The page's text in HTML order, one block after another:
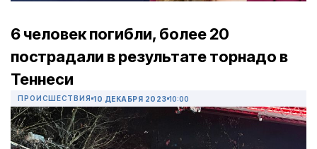
6 человек погибли, более 20
пострадали в результате торнадо в
Теннеси
ПРОИСШЕСТВИЯ 10 ДЕКАБРЯ 2023 10:00